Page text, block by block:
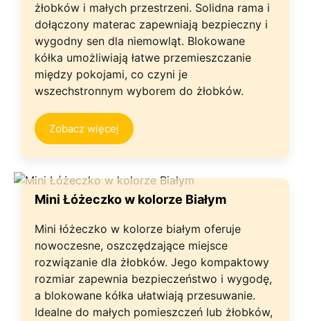
żłobków i małych przestrzeni. Solidna rama i
dołączony materac zapewniają bezpieczny i
wygodny sen dla niemowląt. Blokowane
kółka umożliwiają łatwe przemieszczanie
między pokojami, co czyni je
wszechstronnym wyborem do żłobków.
Zobacz więcej
Mini Łóżeczko w kolorze Białym
Mini łóżeczko w kolorze białym oferuje
nowoczesne, oszczędzające miejsce
rozwiązanie dla żłobków. Jego kompaktowy
rozmiar zapewnia bezpieczeństwo i wygodę,
a blokowane kółka ułatwiają przesuwanie.
Idealne do małych pomieszczeń lub żłobków,